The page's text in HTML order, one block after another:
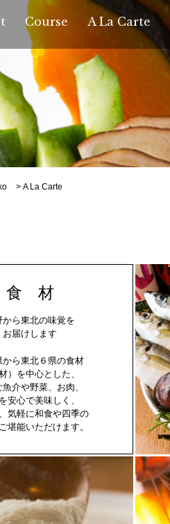
Course A La Carte
> A La Carte
食 材
から東北の味覚を
お届けします
から東北６県の食材
）を中心とした、
介や野菜、お肉、
安心で美味しく、
気軽に和食や四季の
堪能いただけます。